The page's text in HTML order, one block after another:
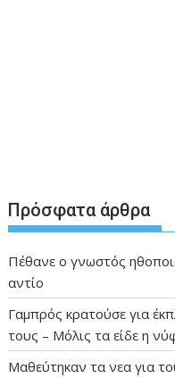
Πρόσφατα άρθρα
Πέθανε ο γνωστός
αντίο
Γαμπρός κρατούσε για
τους – Μόλις τα είδε η
Μαθεύτηκαν τα νεα για